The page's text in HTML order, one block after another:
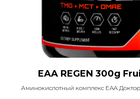
EAA REGEN 300g
Аминокислотный комплекс EAA